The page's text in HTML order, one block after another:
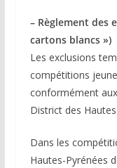
– Règlement des
cartons blancs »)
Les exclusions
compétitions
conformément
District des
Dans les
Hautes-Pyrénées